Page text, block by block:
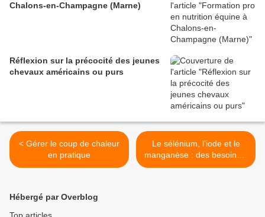
Chalons-en-Champagne (Marne)
Réflexion sur la précocité des jeunes
chevaux américains ou purs
< Gérer le coup de chaleur
en pratique
Le sélénium, l’iode et le
manganèse : des besoins à
corréler >
Hébergé par Overblog